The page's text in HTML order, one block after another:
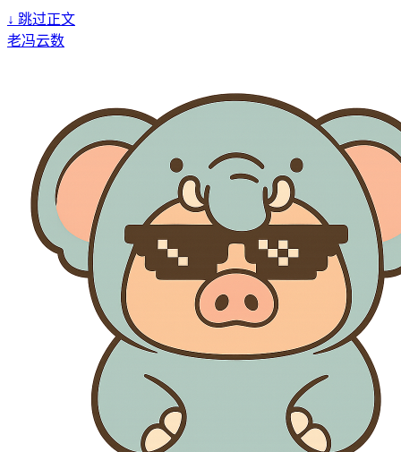
↓ 跳过正文
老冯云数